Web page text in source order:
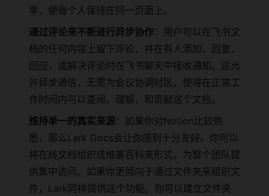
享，使每个人保持在同一页面上。
通过评论来不断进行异步协作：用户可以在飞书文
档的任何内容上留下评论，并在有人添加，回复，
回应，或解决评论时在飞书聊天中接收通知。这允
许异步通信，无需为会议协调时区，使得在正常工
作时间内可以查阅，理解，和贡献这个文档。
维持单一的真实来源：如果你对Notion比较熟
悉，那么Lark Docs会让你感到十分友好。你可以
将在线文档组织成维基百科来形式，为整个团队提
供集中访问。如果你更倾向于通过文件夹来组织文
件，Lark同样提供这个功能。你可以建立文件夹